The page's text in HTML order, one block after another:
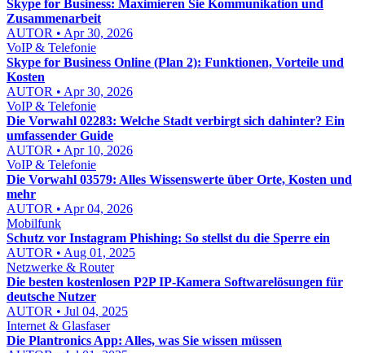
Skype for Business: Maximieren Sie Kommunikation und
Zusammenarbeit
AUTOR • Apr 30, 2026
VoIP & Telefonie
Skype for Business Online (Plan 2): Funktionen, Vorteile und
Kosten
AUTOR • Apr 30, 2026
VoIP & Telefonie
Die Vorwahl 02283: Welche Stadt verbirgt sich dahinter? Ein
umfassender Guide
AUTOR • Apr 10, 2026
VoIP & Telefonie
Die Vorwahl 03579: Alles Wissenswerte über Orte, Kosten und
mehr
AUTOR • Apr 04, 2026
Mobilfunk
Schutz vor Instagram Phishing: So stellst du die Sperre ein
AUTOR • Aug 01, 2025
Netzwerke & Router
Die besten kostenlosen P2P IP-Kamera Softwarelösungen für
deutsche Nutzer
AUTOR • Jul 04, 2025
Internet & Glasfaser
Die Plantronics App: Alles, was Sie wissen müssen